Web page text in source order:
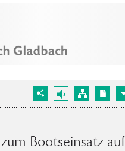
Bootseinsatz auf